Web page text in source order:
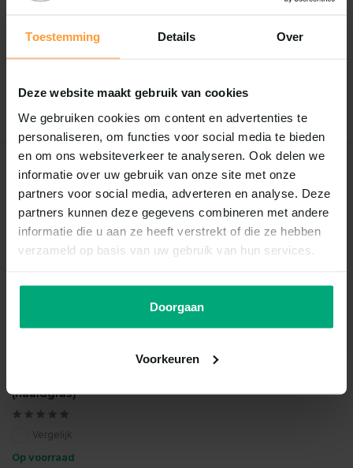
Toestemming Details Over
Deze website maakt gebruik van cookies
We gebruiken cookies om content en advertenties te
personaliseren, om functies voor social media te bieden
en om ons websiteverkeer te analyseren. Ook delen we
informatie over uw gebruik van onze site met onze
partners voor social media, adverteren en analyse. Deze
partners kunnen deze gegevens combineren met andere
informatie die u aan ze heeft verstrekt of die ze hebben
verzameld op basis van uw gebruik van hun services.
Doorgaan
Voorkeuren
Er zijn nog geen reviews geschreven over dit product..
Schrijf je eigen review
Recent bekeken
(naaldgras)
Vergelijk
Op voorraad